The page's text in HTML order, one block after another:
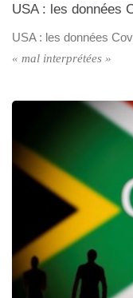
USA : les données
USA : les données
« mal interprétées »